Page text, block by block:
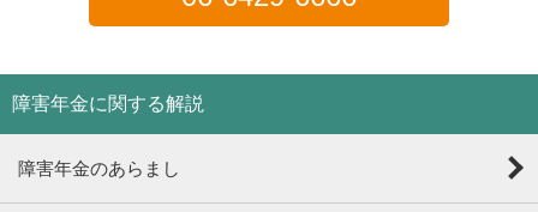
障害年金に関する解説
障害年金のあらまし